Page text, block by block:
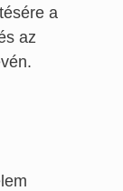
a
az